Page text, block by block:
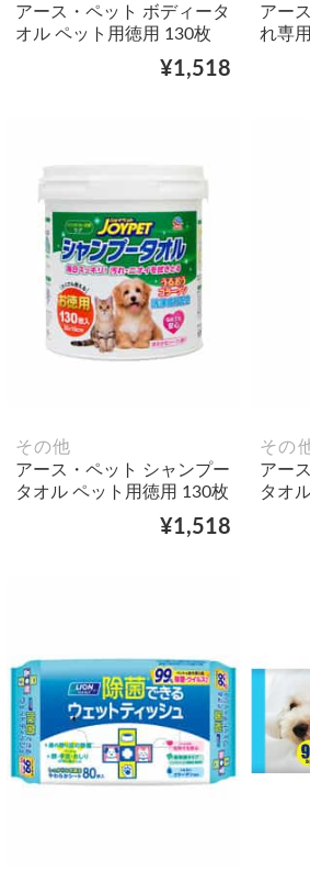
アース・ペット ボディータ
オル ペット用徳用 130枚
¥1,518
アー
れ専
その他
アース・ペット シャンプー
タオル ペット用徳用 130枚
¥1,518
その
アー
タオ